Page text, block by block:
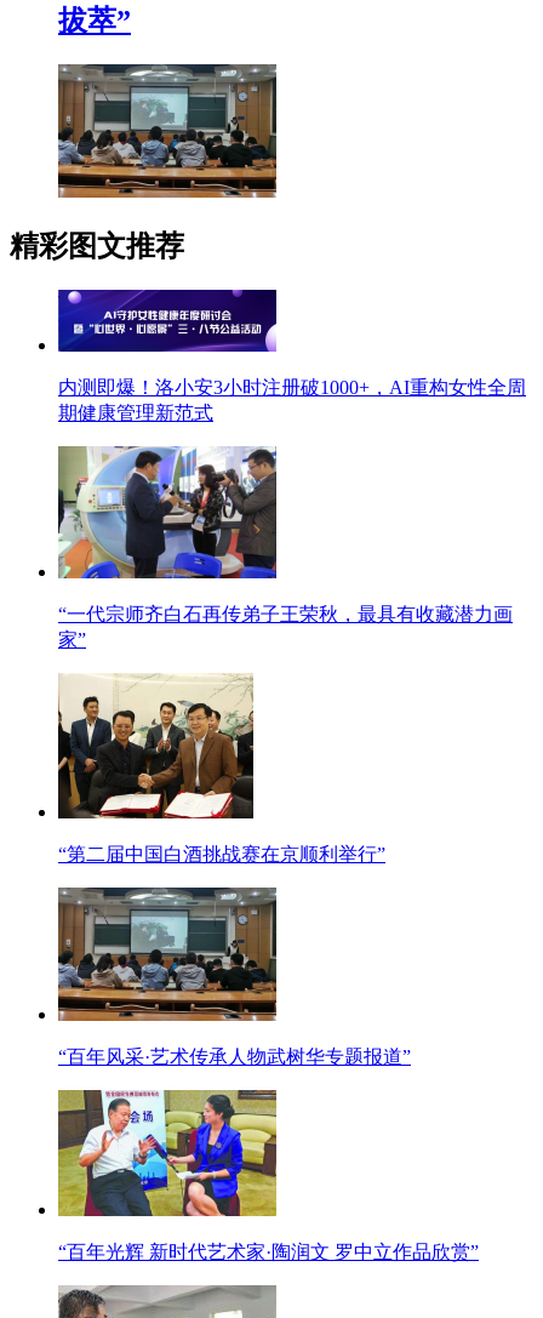
拔萃”
精彩图文推荐
内测即爆！洛小安3小时注册破1000+，AI重构女性全周
期健康管理新范式
“一代宗师齐白石再传弟子王荣秋，最具有收藏潜力画
家”
“第二届中国白酒挑战赛在京顺利举行”
“百年风采·艺术传承人物武树华专题报道”
“百年光辉 新时代艺术家·陶润文 罗中立作品欣赏”